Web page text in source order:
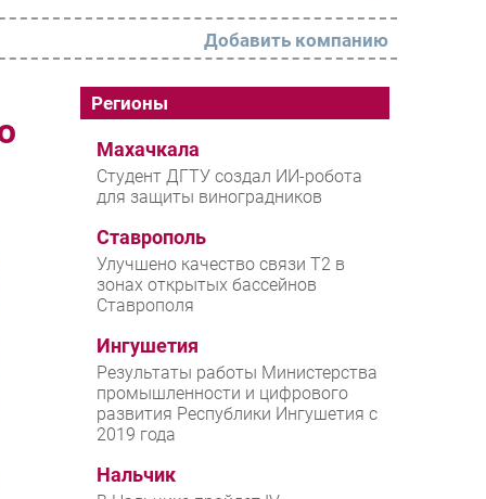
РАЗДЕЛЫ
Новости
Аналитика
Мероприятия
Проекты
IT класс
Тестовый стенд
Каталог компаний
Добавить компанию
Регионы
Махачкала
Студент ДГТУ создал ИИ-робота
для защиты виноградников
Ставрополь
Улучшено качество связи T2 в
зонах открытых бассейнов
Ставрополя
Ингушетия
Результаты работы Министерства
промышленности и цифрового
развития Республики Ингушетия с
2019 года
Нальчик